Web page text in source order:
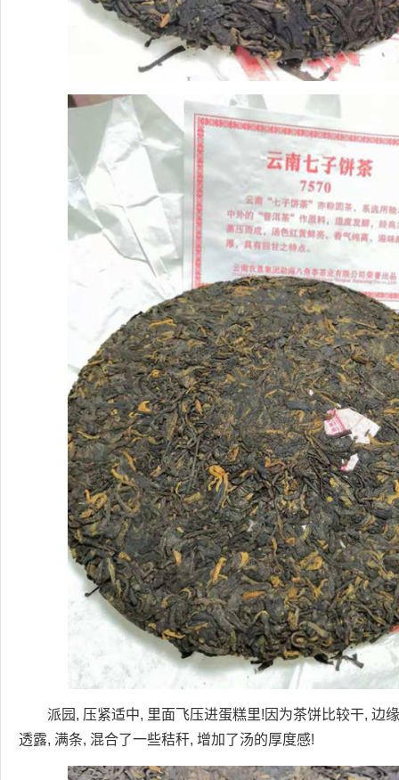
派园, 压紧适中, 里面飞压进蛋糕里!因为茶饼比较干, 边
透露, 满条, 混合了一些秸秆, 增加了汤的厚度感!